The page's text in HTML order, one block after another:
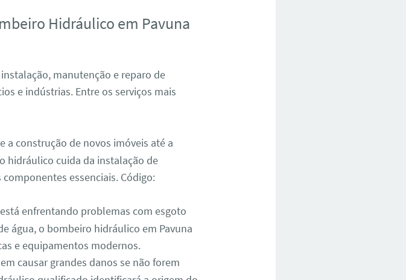
Hidráulico em Pavuna
manutenção e reparo de
e indústrias. Entre os serviços mais
a construção de novos imóveis até a
hidráulico cuida da instalação de
essenciais. Código:
enfrentando problemas com esgoto
água, o bombeiro hidráulico em Pavuna
e equipamentos modernos.
causar grandes danos se não forem